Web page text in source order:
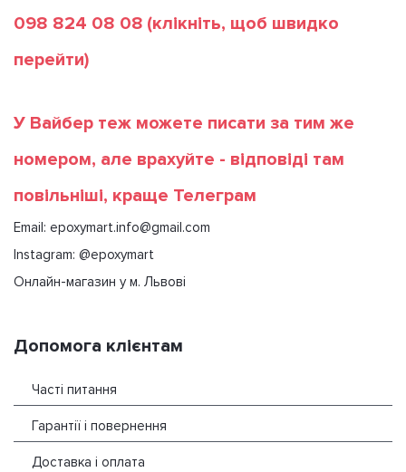
098 824 08 08 (клікніть, щоб швидко
перейти)
У Вайбер теж можете писати за тим же
номером, але врахуйте - відповіді там
повільніші, краще Телеграм
Email: epoxymart.info@gmail.com
Instagram: @epoxymart
Онлайн-магазин у м. Львові
Допомога клієнтам
Часті питання
Гарантії і повернення
Доставка і оплата